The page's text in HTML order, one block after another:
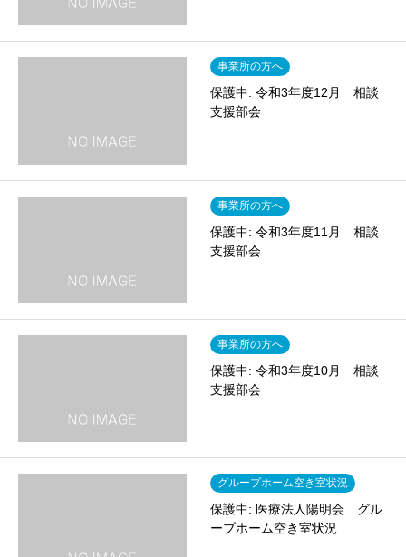
事業所の方へ
保護中: 令和3年度12月 相談
支援部会
事業所の方へ
保護中: 令和3年度11月 相談
支援部会
事業所の方へ
保護中: 令和3年度10月 相談
支援部会
グループホーム空き室状況
保護中: 医療法人陽明会 グル
ープホーム空き室状況